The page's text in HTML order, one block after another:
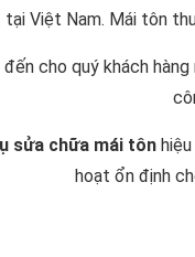
Việt Nam. Mái tôn
cho quý khách
sửa chữa mái tônhiệu
hoạt ổn định